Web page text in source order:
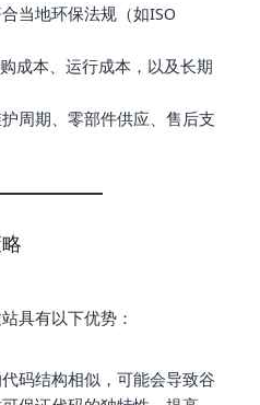
合当地环保法规（如ISO
成本、运行成本，以及长期
护周期、零部件供应、售后支
具有以下优势：
代码结构相似，可能会导致谷